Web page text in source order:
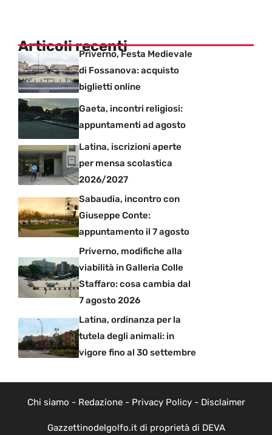
Articoli recentiPriverno, Festa Medievale
di Fossanova: acquisto
biglietti online
Gaeta, incontri religiosi:
appuntamenti ad agosto
Latina, iscrizioni aperte
per mensa scolastica
2026/2027
Sabaudia, incontro con
Giuseppe Conte:
appuntamento il 7 agosto
Priverno, modifiche alla
viabilità in Galleria Colle
Staffaro: cosa cambia dal
7 agosto 2026
Latina, ordinanza per la
tutela degli animali: in
vigore fino al 30 settembre
Chi siamo - Redazione- Privacy Policy- Disclaimer
Gazzettinodelgolfo.it di proprietà di DEVA